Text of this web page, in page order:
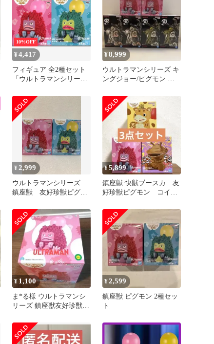
10%OFF
¥4,417
フィギュア 全2種セット
「ウルトラマンシリー
グモン【14日以内発送】
¥8,999
ウルトラマンシリーズ キ
ングジョー/ピグモン フ
¥ 2,999
ウルトラマンシリーズ
鎮座獣 友好珍獣ピグモ
¥5,899
鎮座獣 快獣ブースカ 友
好珍獣ピグモン コイン
ト
¥ 1,100
ま*る様 ウルトラマンシ
リーズ 鎮座獣友好珍獣
¥2,599
鎮座獣 ピグモン 2種セッ
ト